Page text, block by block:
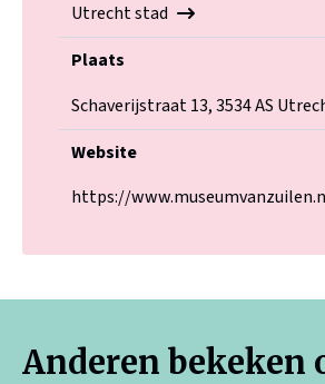
Utrecht stad
Plaats
Schaverijstraat 13, 3534 AS
Website
https://
Anderen bekeken